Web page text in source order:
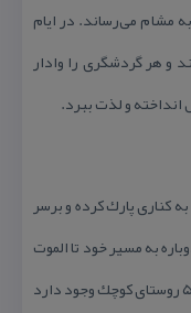
مشام می‌رساند. در ایام
و هر گردشگری را وادار
انداخته و لذت ببرد.
كناری پارك كرده و برسر
به مسیر خود تا الموت
ادامه دهند. در این مسیر پر پیچ و خم حدود ۵۰۰ روستای كوچك وجود دارد